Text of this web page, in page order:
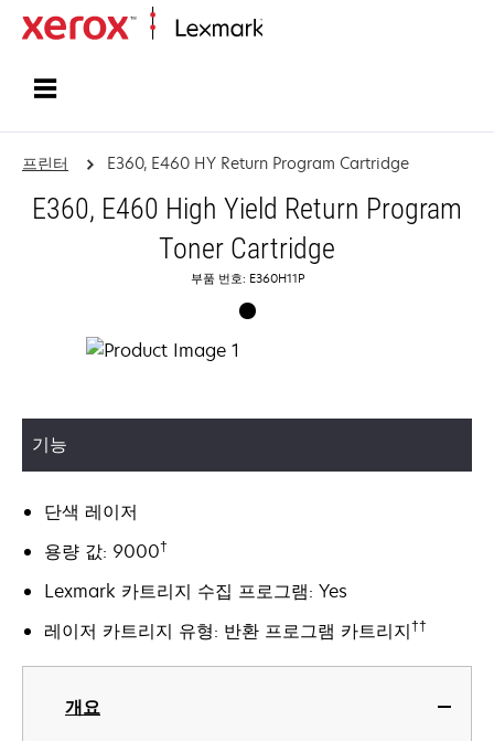
프린터 E360, E460 HY Return Program Cartridge
E360, E460 High Yield Return Program
Toner Cartridge
부품 번호: E360H11P
기능
단색 레이저
용량 값: 9000†
Lexmark 카트리지 수집 프로그램: Yes
레이저 카트리지 유형: 반환 프로그램 카트리지††
개요